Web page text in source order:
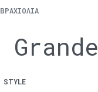
ΒΡΑΧΙΌΛΙΑ